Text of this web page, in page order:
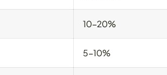
10-20%
5-10%